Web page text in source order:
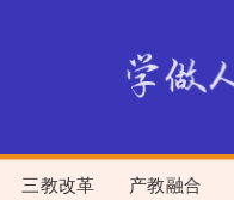
三教改革 产教融合